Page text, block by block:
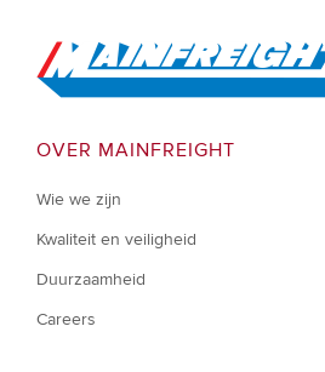
Go to Home
OVER MAINFREIGHT
Wie we zijn
Kwaliteit en veiligheid
Duurzaamheid
Careers